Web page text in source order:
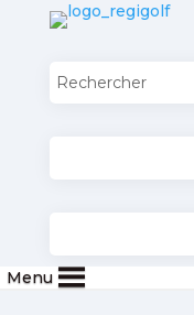
Menu